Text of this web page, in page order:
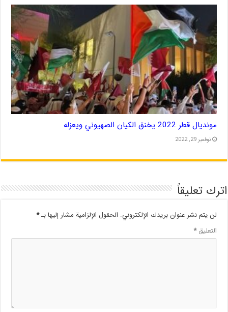
مونديال قطر 2022 يخنق الكيان الصهيوني ويعزله
نوفمبر 29, 2022
اترك تعليقاً
لن يتم نشر عنوان بريدك الإلكتروني. الحقول الإلزامية مشار إليها بـ*
التعليق*